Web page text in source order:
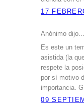
17
Anónimo dijo...
Es este un
asistida (la
respete la
por sí motivo
importancia.
09